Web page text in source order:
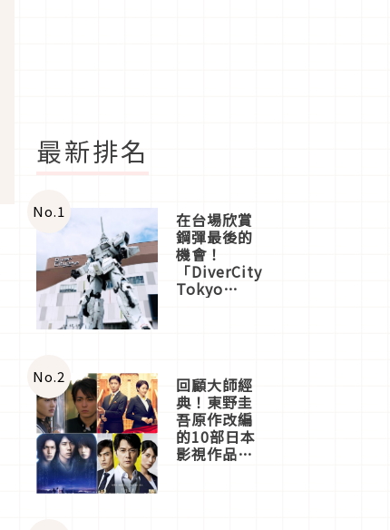
最新排名
No.1 在台場欣賞
鋼彈最後的
機會！
「DiverCity
Tokyo
體驗
No.2 回顧大師經
典！東野圭
吾原作改編
的10部日本
影視作品推